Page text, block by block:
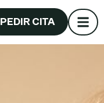
PEDIR CITA